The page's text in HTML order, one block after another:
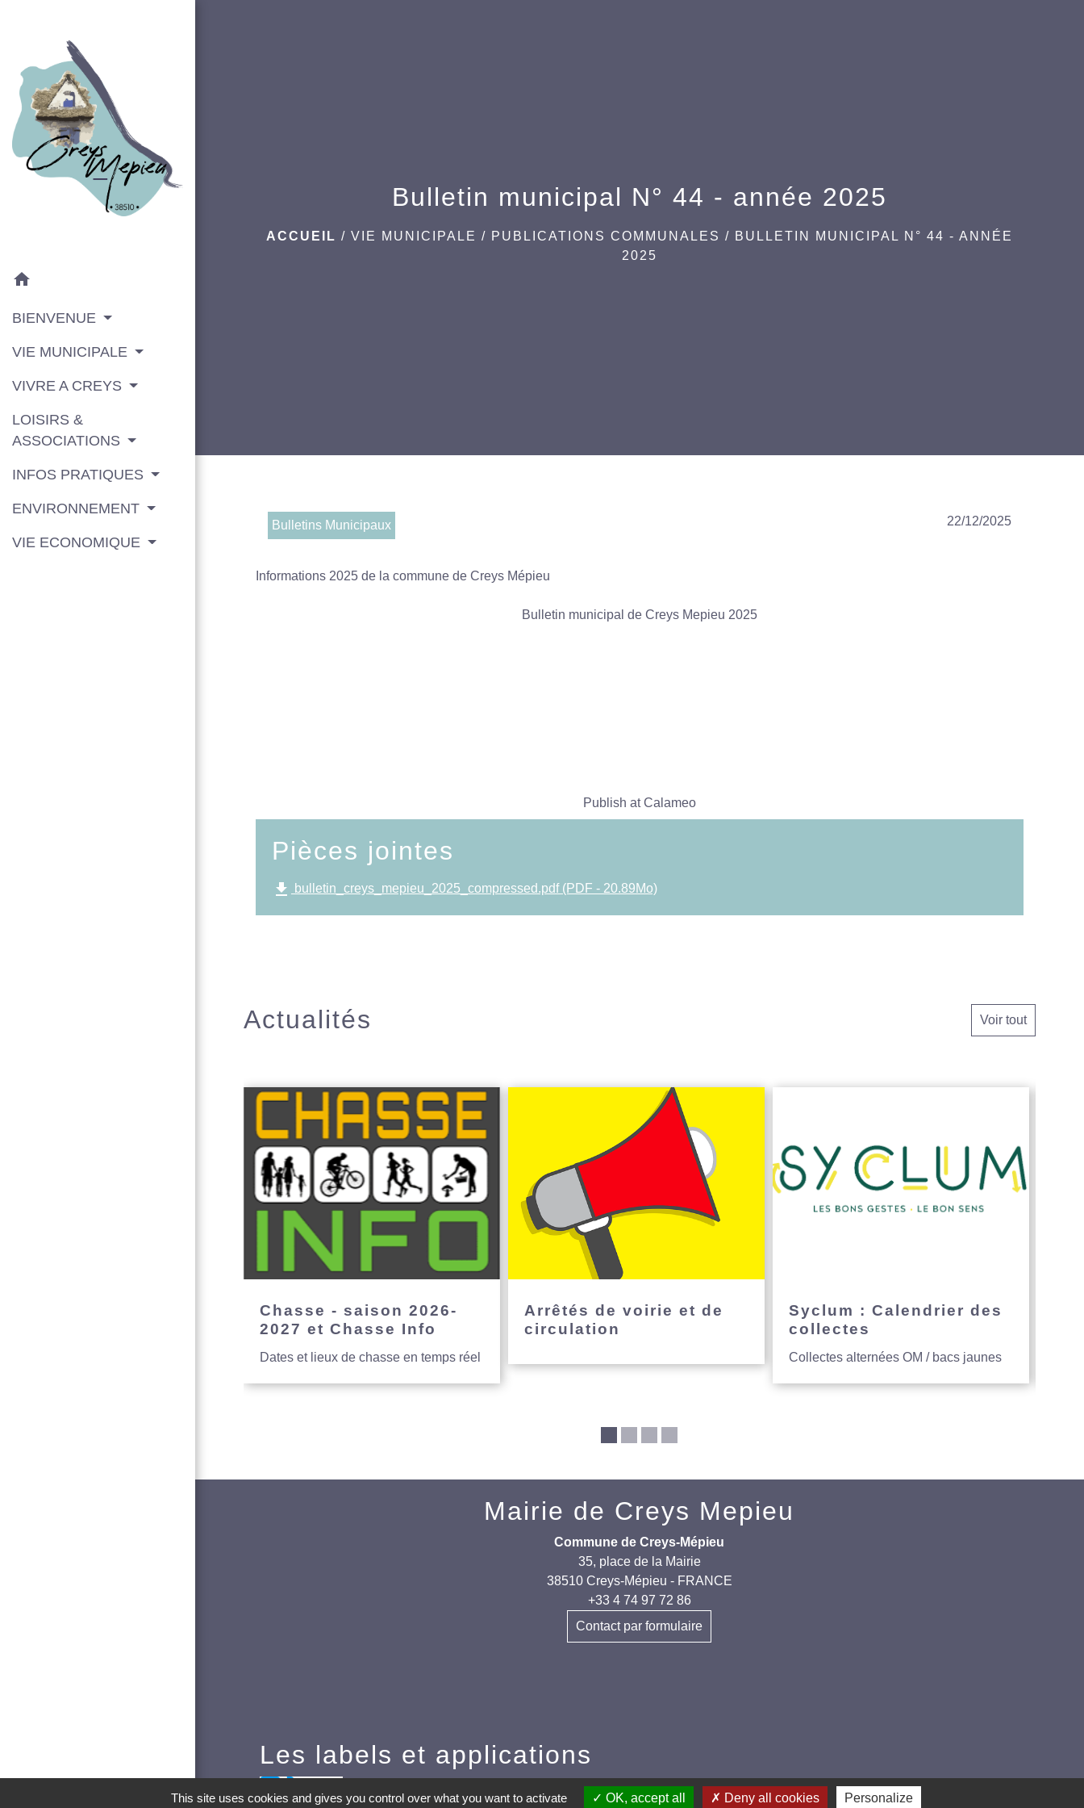
home
BIENVENUE
VIE MUNICIPALE
VIVRE A CREYS
LOISIRS &
ASSOCIATIONS
INFOS PRATIQUES
ENVIRONNEMENT
VIE ECONOMIQUE
Bulletin municipal N° 44 - année 2025
ACCUEIL / VIE MUNICIPALE / PUBLICATIONS COMMUNALES / BULLETIN MUNICIPAL N° 44 - ANNÉE
2025
Bulletins Municipaux 22/12/2025
Informations 2025 de la commune de Creys Mépieu
Bulletin municipal de Creys Mepieu 2025
Publish at Calameo
Pièces jointes
file_download bulletin_creys_mepieu_2025_compressed.pdf (PDF - 20.89Mo)
Actualités Voir tout
Chasse - saison 2026-
2027 et Chasse Info
Dates et lieux de chasse en temps réel
Arrêtés de voirie et de
circulation
Syclum : Calendrier des
collectes
Collectes alternées OM / bacs jaunes
Mairie de Creys Mepieu
Commune de Creys-Mépieu
35, place de la Mairie
38510 Creys-Mépieu - FRANCE
+33 4 74 97 72 86
Contact par formulaire
Les labels et applications
PanneauPocket (Téléchargez l'application pour
This site uses cookies and gives you control over what you want to activate OK, accept all Deny all cookies Personalize